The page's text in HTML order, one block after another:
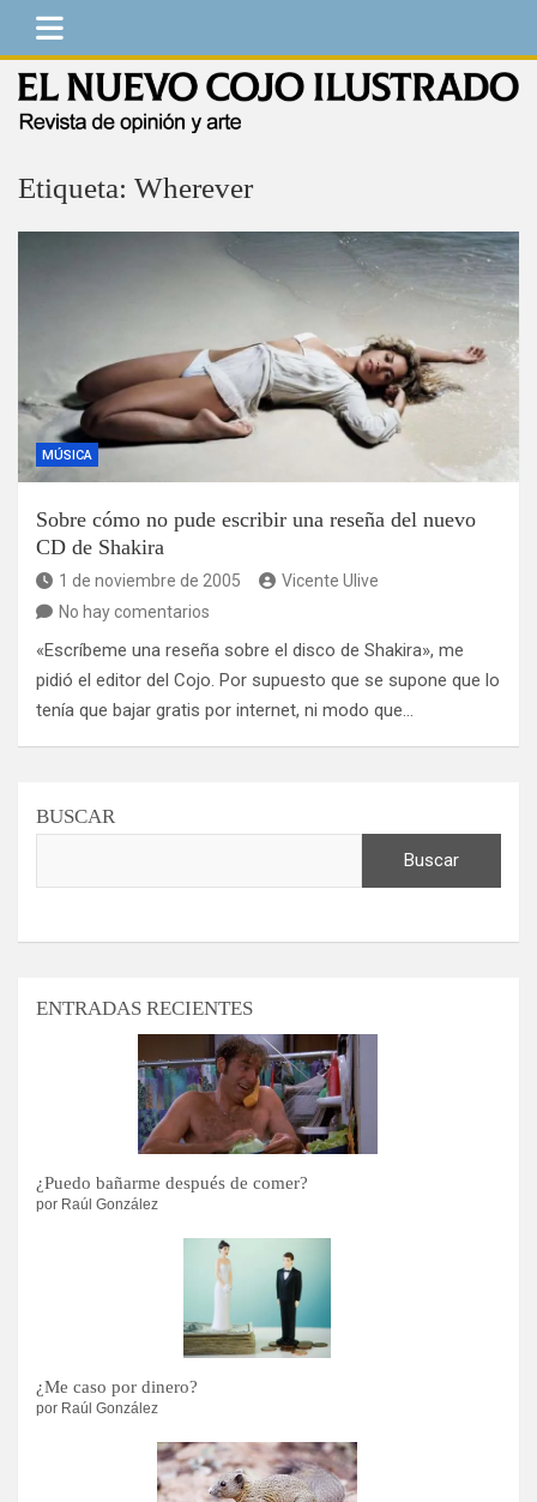
Saltar
contenido
Etiqueta: Wherever
MÚSICA
Sobre cómo no pude escribir una reseña del nuevo
CD de Shakira
1 de noviembre de 2005
Vicente Ulive
No hay comentarios
«Escríbeme una reseña sobre el disco de Shakira», me
pidió el editor del Cojo. Por supuesto que se supone que lo
tenía que bajar gratis por internet, ni modo que…
BUSCAR
Buscar
ENTRADAS RECIENTES
¿Puedo bañarme después de comer?
por Raúl González
¿Me caso por dinero?
por Raúl González